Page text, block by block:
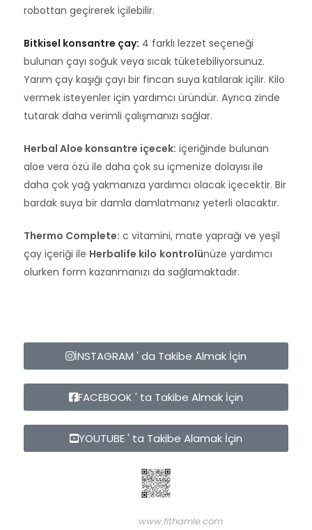
robottan geçirerek içilebilir.
Bitkisel konsantre çay: 4 farklı lezzet seçeneği
bulunan çayı soğuk veya sıcak tüketebiliyorsunuz.
Yarım çay kaşığı çayı bir fincan suya katılarak içilir. Kilo
vermek isteyenler için yardımcı üründür. Ayrıca zinde
tutarak daha verimli çalışmanızı sağlar.
Herbal Aloe konsantre içecek: içeriğinde bulunan
aloe vera özü ile daha çok su içmenize dolayısı ile
daha çok yağ yakmanıza yardımcı olacak içecektir. Bir
bardak suya bir damla damlatmanız yeterli olacaktır.
Thermo Complete: c vitamini, mate yaprağı ve yeşil
çay içeriği ile Herbalife kilo kontrolünüze yardımcı
olurken form kazanmanızı da sağlamaktadır.
İNSTAGRAM ' da Takibe Almak İçin
FACEBOOK ' ta Takibe Almak İçin
YOUTUBE ' ta Takibe Alamak İçin
www.fithamle.com